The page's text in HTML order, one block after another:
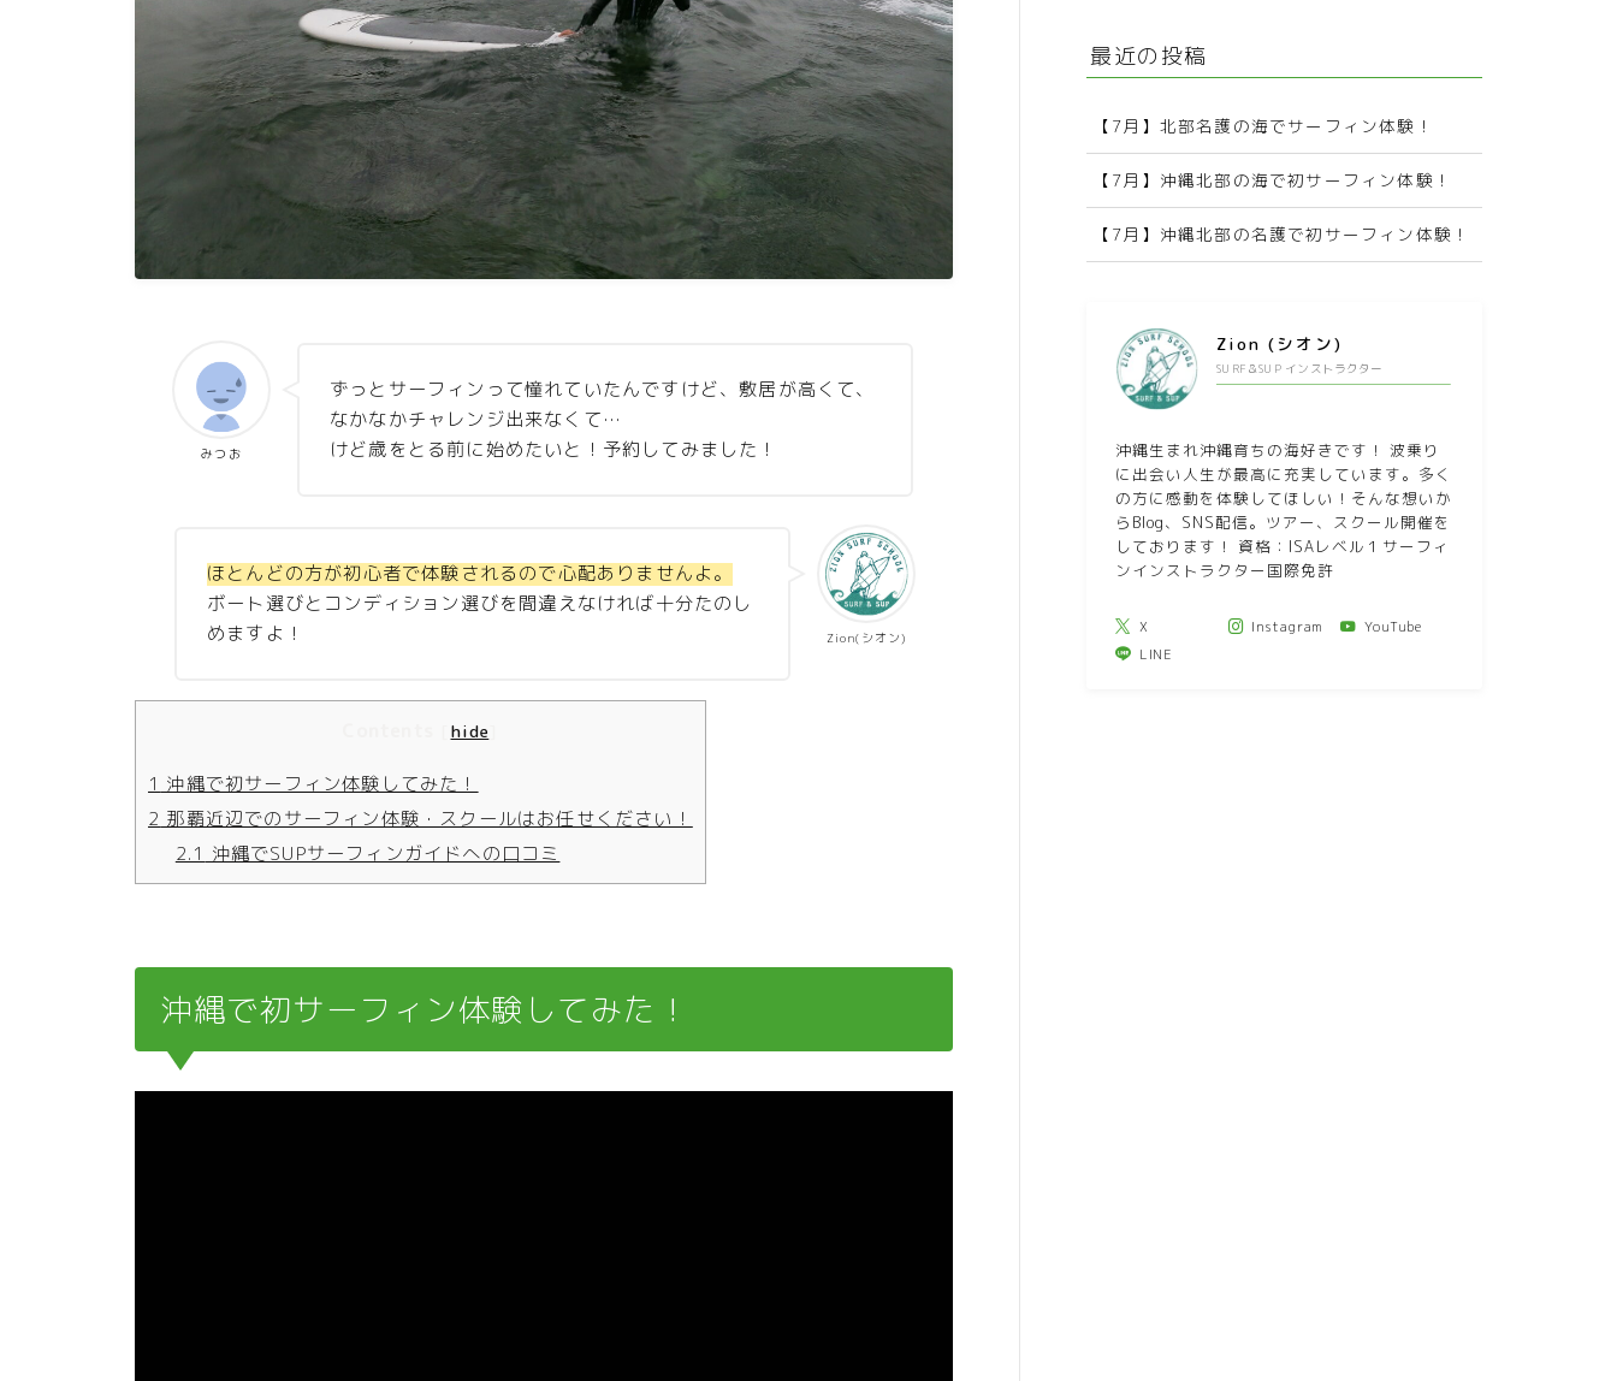
みつお
ずっとサーフィンって憧れていたんですけど、敷居が高くて、
なかなかチャレンジ出来なくて…
けど歳をとる前に始めたいと！予約してみました！
Zion(シオン)
ほとんどの方が初心者で体験されるので心配ありませんよ。
ボート選びとコンディション選びを間違えなければ十分たのし
めますよ！
hide
1 沖縄で初サーフィン体験してみた！
2 那覇近辺でのサーフィン体験・スクールはお任せください！
2.1 沖縄でSUPサーフィンガイドへの口コミ
沖縄で初サーフィン体験してみた！
最近の投稿
【7月】北部名護の海でサーフィン体験！
【7月】沖縄北部の海で初サーフィン体験！
【7月】沖縄北部の名護で初サーフィン体験！
Zion (シオン)
SURF＆SUP インストラクター
沖縄生まれ沖縄育ちの海好きです！ 波乗り
に出会い人生が最高に充実しています。多く
の方に感動を体験してほしい！そんな想いか
らBlog、SNS配信。ツアー、スクール開催を
しております！ 資格：ISAレベル１サーフィ
ンインストラクター国際免許
X Instagram
YouTube
LINE